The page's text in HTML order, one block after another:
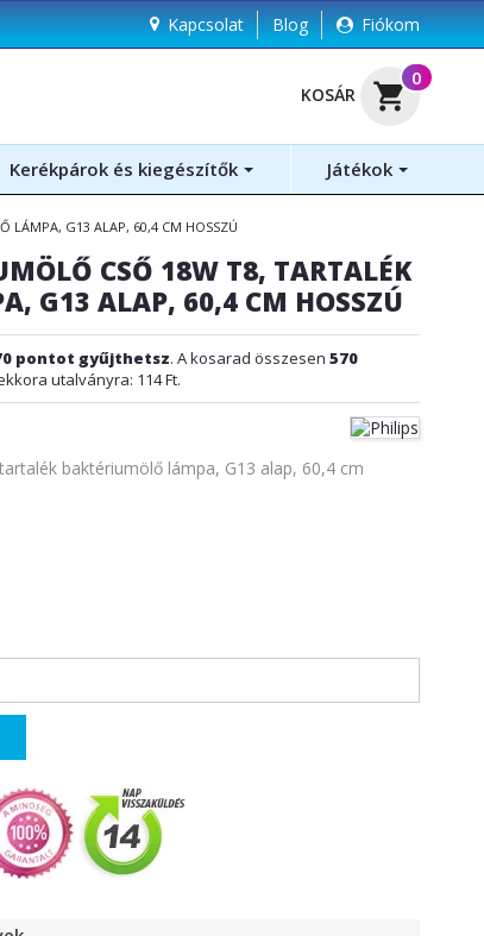
Kapcsolat Blog Fiókom
KOSÁR shopping_cart
0 )
Kerékpárok és kiegészítők Játékok
LÁMPA, G13 ALAP, 60,4 CM HOSSZÚ
CSŐ 18W T8, TARTALÉK
G13 ALAP, 60,4 CM HOSSZÚ
pontot gyűjthetsz. A kosarad összesen 570
utalványra: 114 Ft.
baktériumölő lámpa, G13 alap, 60,4 cm